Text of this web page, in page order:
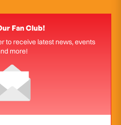
Fan Club!
to receive latest news, events
more!